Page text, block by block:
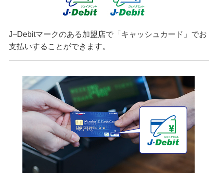
お客さまサポート
困ったときは・よくあるご質問
みずほ銀行について
J–Debitマークのある加盟店で「キャッシュカード」でお
支払いすることができます。